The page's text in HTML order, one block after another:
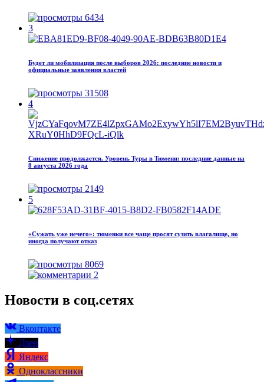
6434
3
Будет ли мобилизация после выборов 2026: последние новости и
официальные заявления властей
31508
4
Снижение продолжается. Уровень Туры в Тюмени: последние данные на
8 августа 2026 года
2149
5
«Сужать уже нечего»: тюменки все чаще просят сузить влагалище, но
иногда получают отказ
8069
2
Новости в соц.сетях
Вконтакте
Дзен
Яндекс
Одноклассники